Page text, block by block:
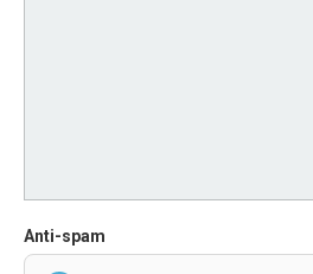
Anti-spam